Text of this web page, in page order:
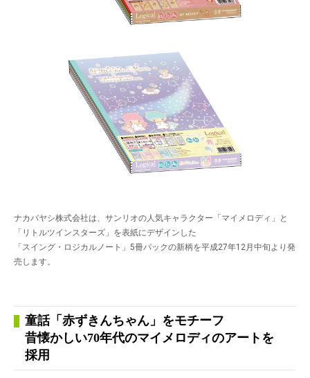
ナカバヤシ株式会社は、サンリオの人気キャラクター「マイメロディ」と
「リトルツインスターズ」を表紙にデザインした
「スイング・ロジカルノート」5冊パックの新柄を平成27年12月中旬より発
売します。
童話「赤ずきんちゃん」をモチーフ
昔懐かしい70年代のマイメロディのアートを
採用